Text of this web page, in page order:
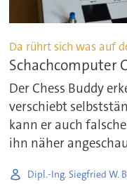
Da rührt sich was auf
Schachcomputer
Der Chess Buddy
verschiebt
kann er auch
ihn näher
Dipl.-Ing. Siegfried W.